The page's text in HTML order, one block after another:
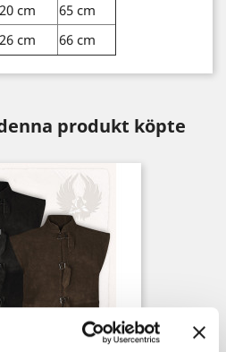
cm
65 cm
cm 66 cm
produkt köpte